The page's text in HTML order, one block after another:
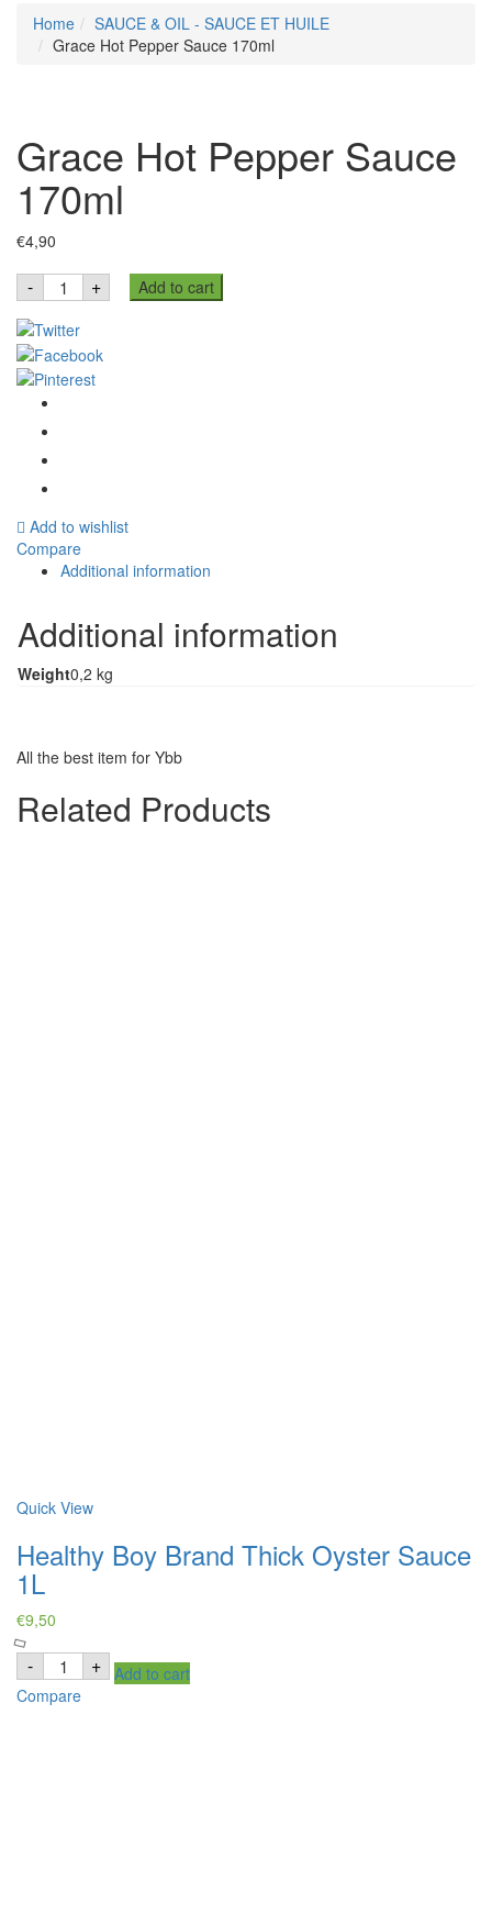
Home
SAUCE & OIL - SAUCE ET HUILE
Grace Hot Pepper Sauce 170ml
Grace Hot Pepper Sauce
170ml
€4,90
- Grace
Hot
Sauce
170ml
quantity
+ Add to cart
Add to wishlist
Compare
Additional information
Additional information
Weight0,2 kg
All the best item for Ybb
Related Products
Quick View
Healthy Boy Brand Thick Oyster Sauce
1L
€9,50
- Healthy
Boy
Brand
Thick
+ Add to cart
Compare